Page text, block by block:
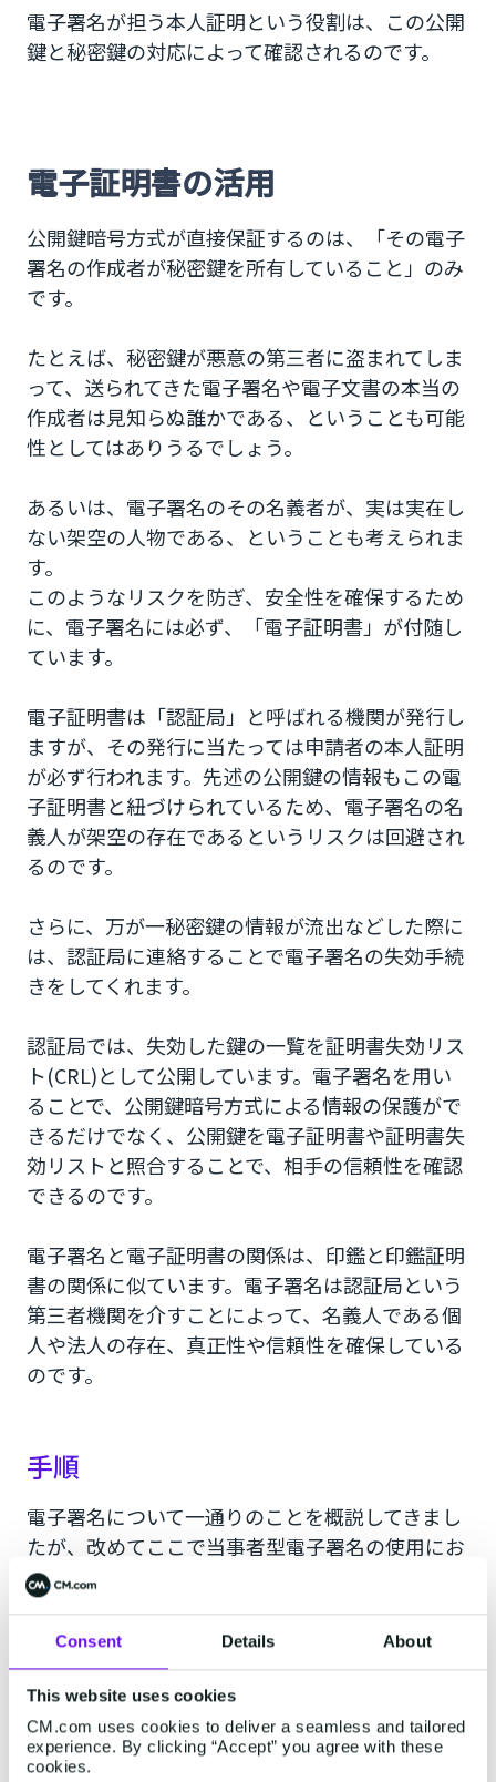
Consent Details About
This website uses cookies
CM.com uses cookies to deliver a seamless and tailored
experience. By clicking “Accept” you agree with these
cookies.
電子署名が担う本人証明という役割は、この公開
鍵と秘密鍵の対応によって確認されるのです。
電子証明書の活用
公開鍵暗号方式が直接保証するのは、「その電子
署名の作成者が秘密鍵を所有していること」のみ
です。
たとえば、秘密鍵が悪意の第三者に盗まれてしま
って、送られてきた電子署名や電子文書の本当の
作成者は見知らぬ誰かである、ということも可能
性としてはありうるでしょう。
あるいは、電子署名のその名義者が、実は実在し
ない架空の人物である、ということも考えられま
す。
このようなリスクを防ぎ、安全性を確保するため
に、電子署名には必ず、「電子証明書」が付随し
ています。
電子証明書は「認証局」と呼ばれる機関が発行し
ますが、その発行に当たっては申請者の本人証明
が必ず行われます。先述の公開鍵の情報もこの電
子証明書と紐づけられているため、電子署名の名
義人が架空の存在であるというリスクは回避され
るのです。
さらに、万が一秘密鍵の情報が流出などした際に
は、認証局に連絡することで電子署名の失効手続
きをしてくれます。
認証局では、失効した鍵の一覧を証明書失効リス
ト(CRL)として公開しています。電子署名を用い
ることで、公開鍵暗号方式による情報の保護がで
きるだけでなく、公開鍵を電子証明書や証明書失
効リストと照合することで、相手の信頼性を確認
できるのです。
電子署名と電子証明書の関係は、印鑑と印鑑証明
書の関係に似ています。電子署名は認証局という
第三者機関を介すことによって、名義人である個
人や法人の存在、真正性や信頼性を確保している
のです。
手順
電子署名について一通りのことを概説してきまし
たが、改めてここで当事者型電子署名の使用にお
ける諸々のステップを説明します。
【署名者：電子署名をして送る（メール
の例）】